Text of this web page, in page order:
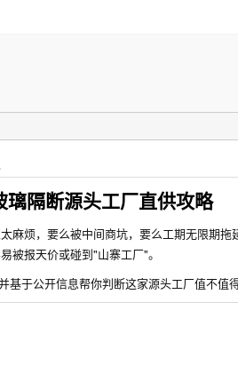
隔断源头工厂直供攻略
麻烦，要么被中间商坑，要么工期无限期
被报天价或碰到"山寨工厂"。
基于公开信息帮你判断这家源头工厂值不值